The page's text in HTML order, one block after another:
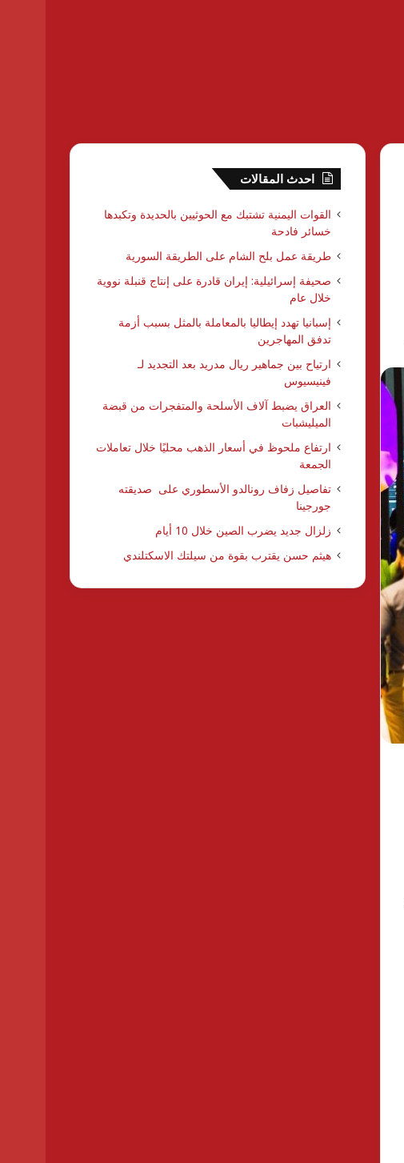
احدث المقالات
القوات اليمنية تشتبك مع الحوثيين بالحديدة وتكبدها
خسائر فادحة
طريقة عمل بلح الشام على الطريقة السورية
صحيفة إسرائيلية: إيران قادرة على إنتاج قنبلة نووية
خلال عام
إسبانيا تهدد إيطاليا بالمعاملة بالمثل بسبب أزمة
تدفق المهاجرين
ارتياح بين جماهير ريال مدريد بعد التجديد لـ
فينيسيوس
العراق يضبط آلاف الأسلحة والمتفجرات من قبضة
الميليشبات
ارتفاع ملحوظ في أسعار الذهب محليًا خلال تعاملات
الجمعة
تفاصيل زفاف رونالدو الأسطوري على صديقته
جورجينا
زلزال جديد يضرب الصين خلال 10 أيام
هيثم حسن يقترب بقوة من سيلتك الاسكتلندي